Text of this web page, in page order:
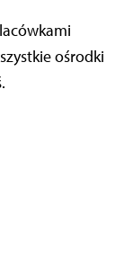
ośrodki